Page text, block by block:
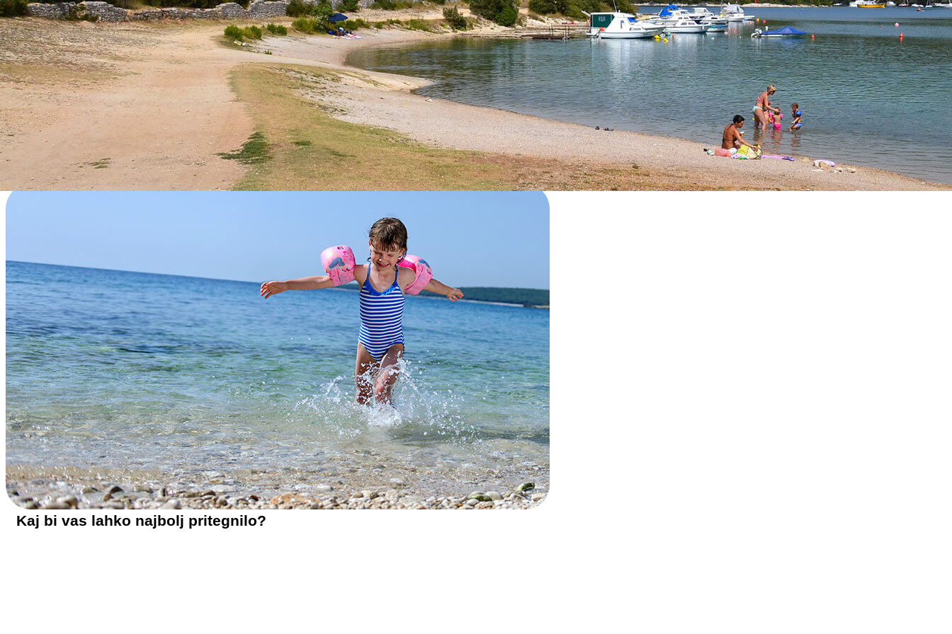
MIR IN OSAMA OB KRISTALNEM MORJU
Uživajte na slikoviti prodnati in skalnati plaži kampa ali se podajte do prečudovite osamljene plaže Prešlicina, zaščitene z bohotno vegetacijo na vzhodni strani polotoka Ubas.
PLAŽA
Kaj bi vas lahko najbolj pritegnilo?